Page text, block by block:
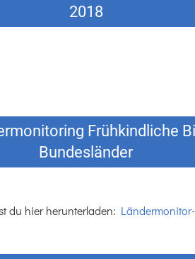
2018
Frühkindliche
Bundesländer
du hier herunterladen: